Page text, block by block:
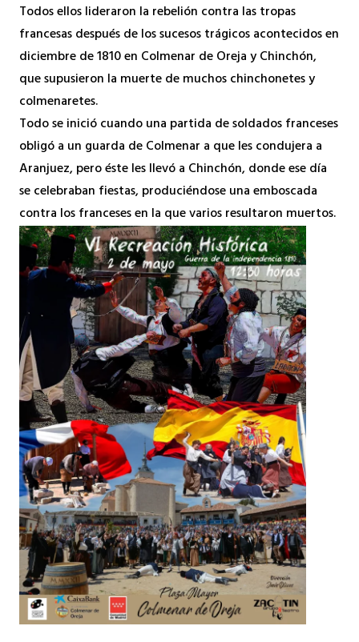
Todos ellos lideraron la rebelión contra las tropas
francesas después de los sucesos trágicos acontecidos en
diciembre de 1810 en Colmenar de Oreja y Chinchón,
que supusieron la muerte de muchos chinchonetes y
colmenaretes.
Todo se inició cuando una partida de soldados franceses
obligó a un guarda de Colmenar a que les condujera a
Aranjuez, pero éste les llevó a Chinchón, donde ese día
se celebraban fiestas, produciéndose una emboscada
contra los franceses en la que varios resultaron muertos.